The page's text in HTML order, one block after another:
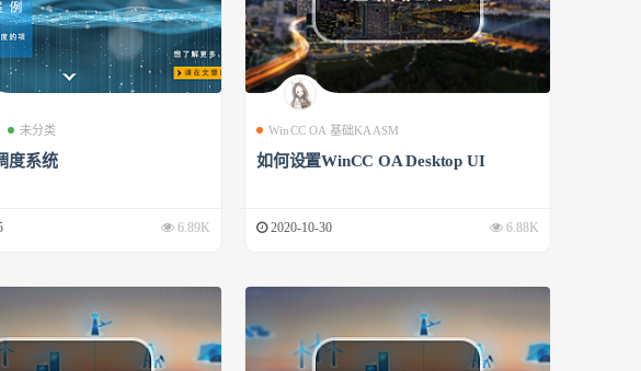
未分类
度系统
6.89K
WinCC OA 基础KAASM
如何设置WinCC OA Desktop UI
2020-10-30 6.88K